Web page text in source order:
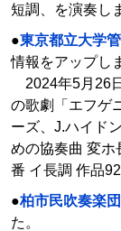
短調、を演奏し
●東京都立大学
情報をアップし
2024年5月26
の歌劇「エフゲ
ーズ、J.ハイド
めの協奏曲 変ホ
番 イ長調 作品
●柏市民吹奏楽
た。